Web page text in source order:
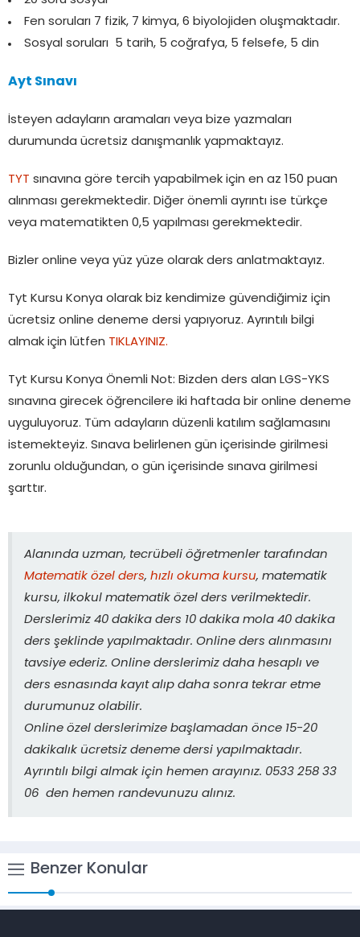
Fen soruları 7 fizik, 7 kimya, 6 biyolojiden oluşmaktadır.
Sosyal soruları 5 tarih, 5 coğrafya, 5 felsefe, 5 din
Ayt Sınavı
İsteyen adayların aramaları veya bize yazmaları
durumunda ücretsiz danışmanlık yapmaktayız.
TYT sınavına göre tercih yapabilmek için en az 150 puan
alınması gerekmektedir. Diğer önemli ayrıntı ise türkçe
veya matematikten 0,5 yapılması gerekmektedir.
Bizler online veya yüz yüze olarak ders anlatmaktayız.
Tyt Kursu Konya olarak biz kendimize güvendiğimiz için
ücretsiz online deneme dersi yapıyoruz. Ayrıntılı bilgi
almak için lütfen TIKLAYINIZ.
Tyt Kursu Konya Önemli Not: Bizden ders alan LGS-YKS
sınavına girecek öğrencilere iki haftada bir online deneme
uyguluyoruz. Tüm adayların düzenli katılım sağlamasını
istemekteyiz. Sınava belirlenen gün içerisinde girilmesi
zorunlu olduğundan, o gün içerisinde sınava girilmesi
şarttır.
Alanında uzman, tecrübeli öğretmenler tarafından
Matematik özel ders, hızlı okuma kursu, matematik
kursu, ilkokul matematik özel ders verilmektedir.
Derslerimiz 40 dakika ders 10 dakika mola 40 dakika
ders şeklinde yapılmaktadır. Online ders alınmasını
tavsiye ederiz. Online derslerimiz daha hesaplı ve
ders esnasında kayıt alıp daha sonra tekrar etme
durumunuz olabilir.
Online özel derslerimize başlamadan önce 15-20
dakikalık ücretsiz deneme dersi yapılmaktadır.
Ayrıntılı bilgi almak için hemen arayınız. 0533 258 33
06 den hemen randevunuzu alınız.
Benzer Konular